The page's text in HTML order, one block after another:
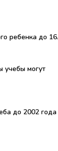
ребенка до
учебы могут
до 2002 года